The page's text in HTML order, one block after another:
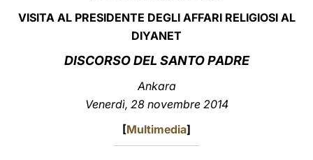
VISITA AL PRESIDENTE DEGLI AFFARI RELIGIOSI AL
DIYANET
DISCORSO DEL SANTO PADRE
Ankara
Venerdì, 28 novembre 2014
[Multimedia]